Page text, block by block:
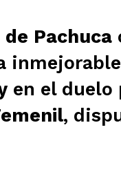
de Pachuca
en el duelo
,